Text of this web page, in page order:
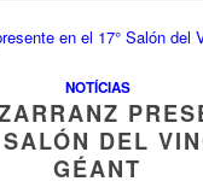
NOTÍCIAS
DEL
GÉANT